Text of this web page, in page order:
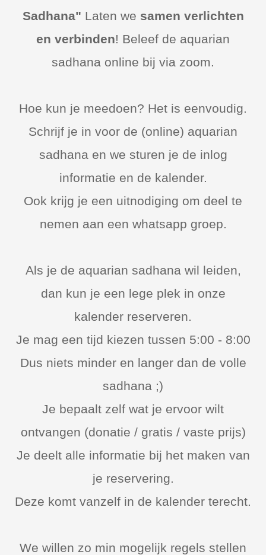
Sadhana" Laten we samen verlichten
en verbinden! Beleef de aquarian
sadhana online bij via zoom.
Hoe kun je meedoen? Het is eenvoudig.
Schrijf je in voor de (online) aquarian
sadhana en we sturen je de inlog
informatie en de kalender.
Ook krijg je een uitnodiging om deel te
nemen aan een whatsapp groep.
Als je de aquarian sadhana wil leiden,
dan kun je een lege plek in onze
kalender reserveren.
Je mag een tijd kiezen tussen 5:00 - 8:00
Dus niets minder en langer dan de volle
sadhana ;)
Je bepaalt zelf wat je ervoor wilt
ontvangen (donatie / gratis / vaste prijs)
Je deelt alle informatie bij het maken van
je reservering.
Deze komt vanzelf in de kalender terecht.
We willen zo min mogelijk regels stellen